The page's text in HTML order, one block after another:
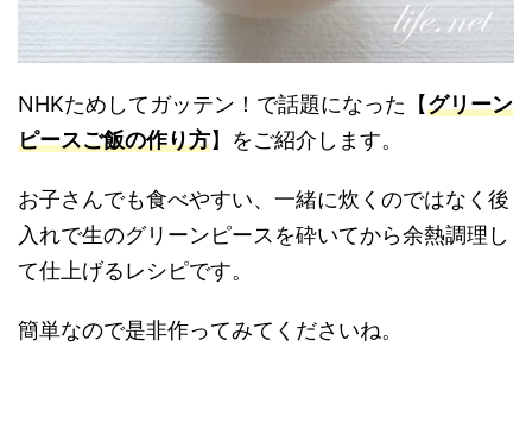
NHKためしてガッテン！で話題になった【グリーン
ピースご飯の作り方】をご紹介します。
お子さんでも食べやすい、一緒に炊くのではなく後
入れで生のグリーンピースを砕いてから余熱調理し
て仕上げるレシピです。
簡単なので是非作ってみてくださいね。